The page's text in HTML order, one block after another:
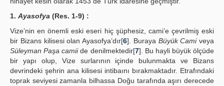
1. Ayasofya (Res. 1-9) :
Vize’nin en önemli eski eseri hiç şüphesiz, cami’e çevrilmiş eski
bir Bizans kilisesi olan Ayasofya’dır[6]. Buraya Büyük Camiveya
Süleyman Paşa camiide denilmektedir[7]. Bu hayli büyük ölçüde
bir yapı olup, Vize surlarının içinde bulunmakta ve Bizans
devrindeki şehrin ana kilisesi intibaını bırakmaktadır. Etrafındaki
toprak seviyesi zamanla bilhassa Doğu tarafında aşırı derecede